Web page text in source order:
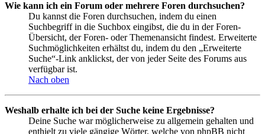
Wie kann ich ein Forum oder mehrere Foren durchsuchen?
Du kannst die Foren durchsuchen, indem du einen
Suchbegriff in die Suchbox eingibst, die du in der Foren-
Übersicht, der Foren- oder Themenansicht findest. Erweiterte
Suchmöglichkeiten erhältst du, indem du den „Erweiterte
Suche“-Link anklickst, der von jeder Seite des Forums aus
verfügbar ist.
Nach oben
Weshalb erhalte ich bei der Suche keine Ergebnisse?
Deine Suche war möglicherweise zu allgemein gehalten und
enthielt zu viele gängige Wörter, welche von phpBB nicht